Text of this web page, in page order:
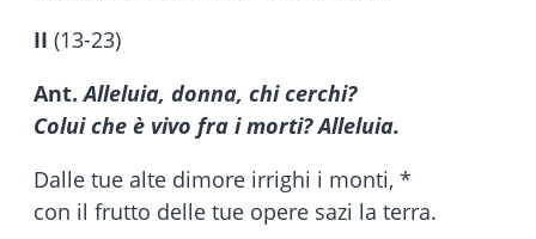
II (13-23)
Ant.Alleluia, donna, chi cerchi?
Colui che è vivo fra i morti? Alleluia.
Dalle tue alte dimore irrighi i monti, *
con il frutto delle tue opere sazi la terra.